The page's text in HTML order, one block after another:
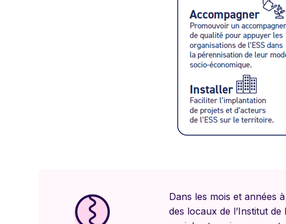
Dans les mois et années
des locaux de l’Institut